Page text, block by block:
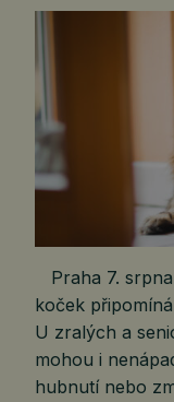
Praha 7. srpna
koček
U zralých a
mohou i
hubnutí nebo